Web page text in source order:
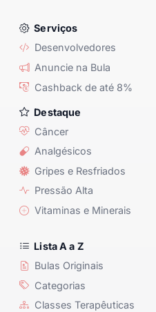
Serviços
Desenvolvedores
Anuncie na Bula
Cashback de até 8%
Destaque
Câncer
Analgésicos
Gripes e Resfriados
Pressão Alta
Vitaminas e Minerais
Lista A a Z
Bulas Originais
Categorias
Classes Terapêuticas